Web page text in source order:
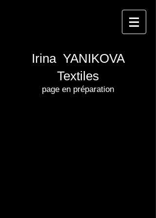
Irina YANIKOVA
Textiles
page en préparation